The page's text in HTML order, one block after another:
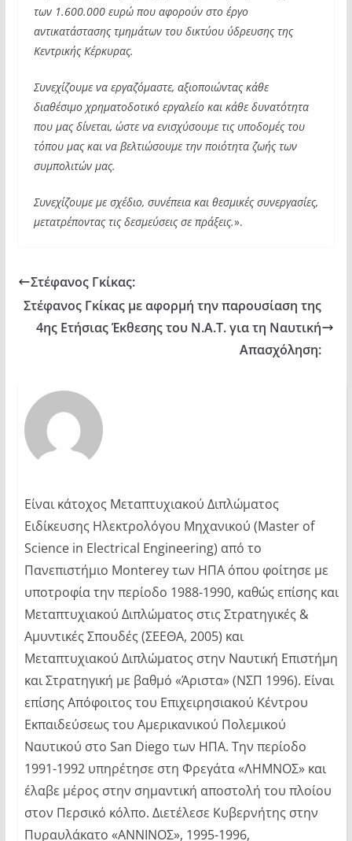
των 1.600.000 ευρώ που αφορούν στο έργο
αντικατάστασης τμημάτων του δικτύου ύδρευσης της
Κεντρικής Κέρκυρας.
Συνεχίζουμε να εργαζόμαστε, αξιοποιώντας κάθε
διαθέσιμο χρηματοδοτικό εργαλείο και κάθε δυνατότητα
που μας δίνεται, ώστε να ενισχύσουμε τις υποδομές του
τόπου μας και να βελτιώσουμε την ποιότητα ζωής των
συμπολιτών μας.
Συνεχίζουμε με σχέδιο, συνέπεια και θεσμικές συνεργασίες,
μετατρέποντας τις δεσμεύσεις σε πράξεις.».
Στέφανος Γκίκας:
Στέφανος Γκίκας με αφορμή την παρουσίαση της
4ης Ετήσιας Έκθεσης του Ν.Α.Τ. για τη Ναυτική
Απασχόληση:
Είναι κάτοχος Μεταπτυχιακού Διπλώματος
Ειδίκευσης Ηλεκτρολόγου Μηχανικού (Master of
Science in Electrical Engineering) από το
Πανεπιστήμιο Monterey των ΗΠΑ όπου φοίτησε με
υποτροφία την περίοδο 1988-1990, καθώς επίσης και
Μεταπτυχιακού Διπλώματος στις Στρατηγικές &
Αμυντικές Σπουδές (ΣΕΕΘΑ, 2005) και
Μεταπτυχιακού Διπλώματος στην Ναυτική Επιστήμη
και Στρατηγική με βαθμό «Άριστα» (ΝΣΠ 1996). Είναι
επίσης Απόφοιτος του Επιχειρησιακού Κέντρου
Εκπαιδεύσεως του Αμερικανικού Πολεμικού
Ναυτικού στο San Diego των ΗΠΑ. Την περίοδο
1991-1992 υπηρέτησε στη Φρεγάτα «ΛΗΜΝΟΣ» και
έλαβε μέρος στην σημαντική αποστολή του πλοίου
στον Περσικό κόλπο. Διετέλεσε Κυβερνήτης στην
Πυραυλάκατο «ΑΝΝΙΝΟΣ», 1995-1996,